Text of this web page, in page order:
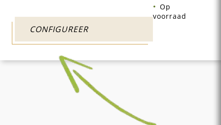
CONFIGUREER
Op
voorraad